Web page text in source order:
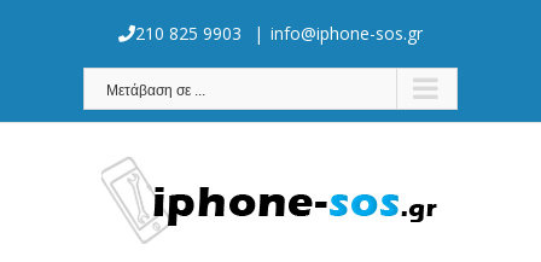
210 825 9903 | info@iphone-sos.gr
Μετάβαση σε ...